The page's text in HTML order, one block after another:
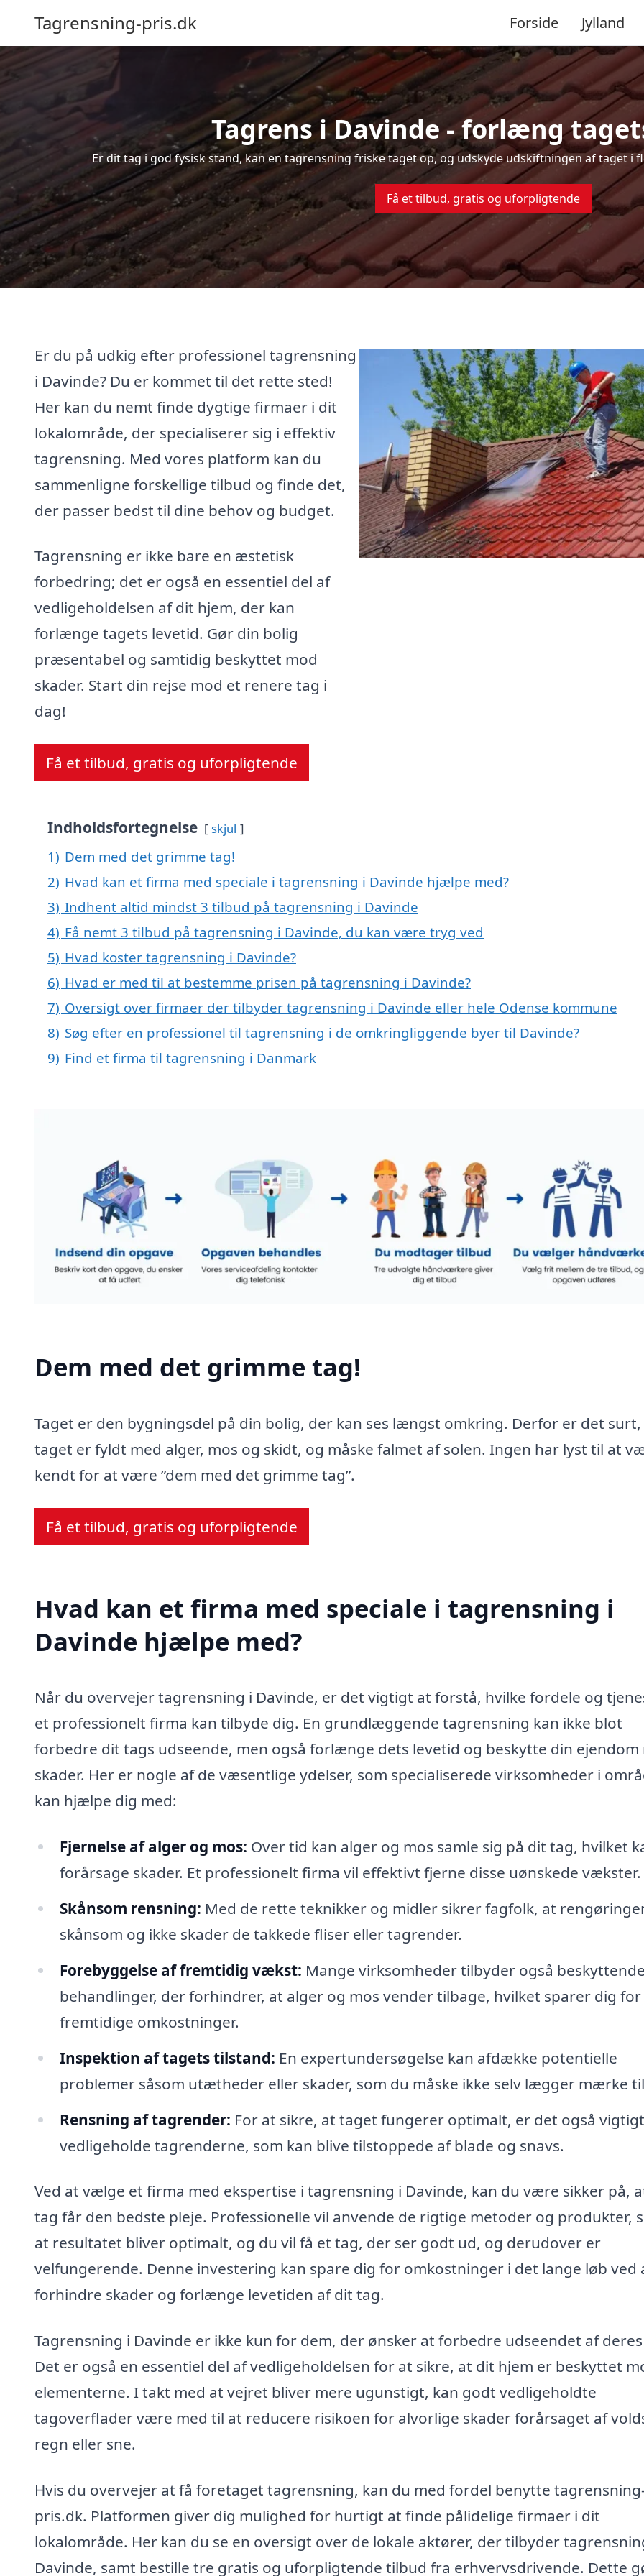
Tagrensning-pris.dk Forside Jylland
Tagrens i Davinde - forlæng
Er dit tag i god fysisk stand, kan en tagrensning friske taget op, og udskyde udskiftningen af taget i
Få et tilbud, gratis og uforpligtende
Er du på udkig efter professionel tagrensning
i Davinde? Du er kommet til det rette sted!
Her kan du nemt finde dygtige firmaer i dit
lokalområde, der specialiserer sig i effektiv
tagrensning. Med vores platform kan du
sammenligne forskellige tilbud og finde det,
der passer bedst til dine behov og budget.
Tagrensning er ikke bare en æstetisk
forbedring; det er også en essentiel del af
vedligeholdelsen af dit hjem, der kan
forlænge tagets levetid. Gør din bolig
præsentabel og samtidig beskyttet mod
skader. Start din rejse mod et renere tag i
dag!
Få et tilbud, gratis og uforpligtende
Indholdsfortegnelse skjul
1) Dem med det grimme tag!
2) Hvad kan et firma med speciale i tagrensning i Davinde hjælpe med?
3) Indhent altid mindst 3 tilbud på tagrensning i Davinde
4) Få nemt 3 tilbud på tagrensning i Davinde, du kan være tryg ved
5) Hvad koster tagrensning i Davinde?
6) Hvad er med til at bestemme prisen på tagrensning i Davinde?
7) Oversigt over firmaer der tilbyder tagrensning i Davinde eller hele Odense kommune
8) Søg efter en professionel til tagrensning i de omkringliggende byer til Davinde?
9) Find et firma til tagrensning i Danmark
Dem med det grimme tag!
Taget er den bygningsdel på din bolig, der kan ses længst omkring. Derfor er det
taget er fyldt med alger, mos og skidt, og måske falmet af solen. Ingen har lyst til at
kendt for at være ”dem med det grimme tag”.
Få et tilbud, gratis og uforpligtende
Hvad kan et firma med speciale i tagrensning i
Davinde hjælpe med?
Når du overvejer tagrensning i Davinde, er det vigtigt at forstå, hvilke fordele og
et professionelt firma kan tilbyde dig. En grundlæggende tagrensning kan ikke blot
forbedre dit tags udseende, men også forlænge dets levetid og beskytte din ejendom
skader. Her er nogle af de væsentlige ydelser, som specialiserede virksomheder i
kan hjælpe dig med:
Fjernelse af alger og mos: Over tid kan alger og mos samle sig på dit tag, hvilket
forårsage skader. Et professionelt firma vil effektivt fjerne disse uønskede vækster.
Skånsom rensning: Med de rette teknikker og midler sikrer fagfolk, at
skånsom og ikke skader de takkede fliser eller tagrender.
Forebyggelse af fremtidig vækst: Mange virksomheder tilbyder også beskyttende
behandlinger, der forhindrer, at alger og mos vender tilbage, hvilket sparer dig for
fremtidige omkostninger.
Inspektion af tagets tilstand: En expertundersøgelse kan afdække potentielle
problemer såsom utætheder eller skader, som du måske ikke selv lægger mærke
Rensning af tagrender: For at sikre, at taget fungerer optimalt, er det også
vedligeholde tagrenderne, som kan blive tilstoppede af blade og snavs.
Ved at vælge et firma med ekspertise i tagrensning i Davinde, kan du være sikker på,
tag får den bedste pleje. Professionelle vil anvende de rigtige metoder og produkter,
at resultatet bliver optimalt, og du vil få et tag, der ser godt ud, og derudover er
velfungerende. Denne investering kan spare dig for omkostninger i det lange løb ved
forhindre skader og forlænge levetiden af ​​dit tag.
Tagrensning i Davinde er ikke kun for dem, der ønsker at forbedre udseendet af
Det er også en essentiel del af vedligeholdelsen for at sikre, at dit hjem er beskyttet
elementerne. I takt med at vejret bliver mere ugunstigt, kan godt vedligeholdte
tagoverflader være med til at reducere risikoen for alvorlige skader forårsaget af
regn eller sne.
Hvis du overvejer at få foretaget tagrensning, kan du med fordel benytte
pris.dk. Platformen giver dig mulighed for hurtigt at finde pålidelige firmaer i dit
lokalområde. Her kan du se en oversigt over de lokale aktører, der tilbyder
Davinde, samt bestille tre gratis og uforpligtende tilbud fra erhvervsdrivende. Dette